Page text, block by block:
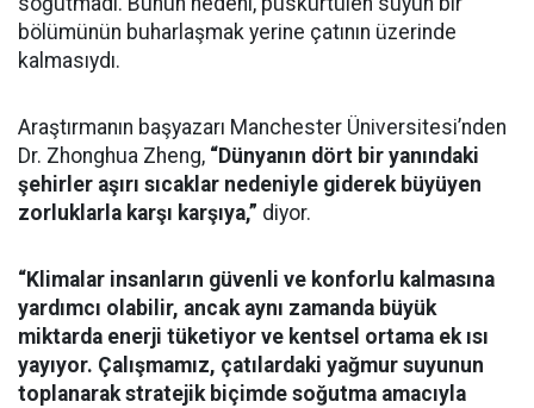
bölümünün buharlaşmak yerine çatının üzerinde
kalmasıydı.
Araştırmanın başyazarı Manchester Üniversitesi’nden
Dr. Zhonghua Zheng, “Dünyanın dört bir yanındaki
şehirler aşırı sıcaklar nedeniyle giderek büyüyen
zorluklarla karşı karşıya,” diyor.
“Klimalar insanların güvenli ve konforlu kalmasına
yardımcı olabilir, ancak aynı zamanda büyük
miktarda enerji tüketiyor ve kentsel ortama ek ısı
yayıyor. Çalışmamız, çatılardaki yağmur suyunun
toplanarak stratejik biçimde soğutma amacıyla